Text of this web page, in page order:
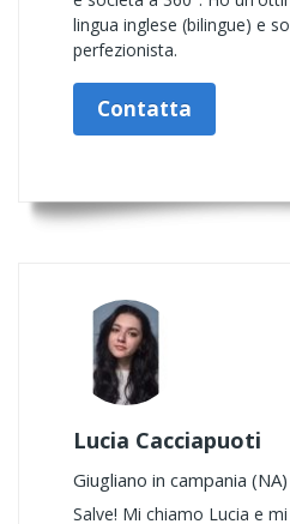
lingua inglese (bilingue) e
perfezionista.
Contatta
Lucia Cacciapuoti
Giugliano in campania (NA)
Salve! Mi chiamo Lucia e